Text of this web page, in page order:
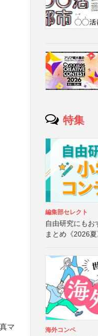
マ
特集
編集部セレクト
自由研究にもお
まとめ《2026夏
海外コンペ